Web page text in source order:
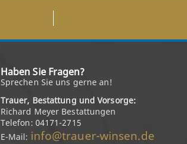
Haben Sie Fragen?
Sprechen Sie uns gerne an!
Trauer, Bestattung und Vorsorge:
Richard Meyer Bestattungen
Telefon: 04171-2715
E-Mail: info@trauer-winsen.de